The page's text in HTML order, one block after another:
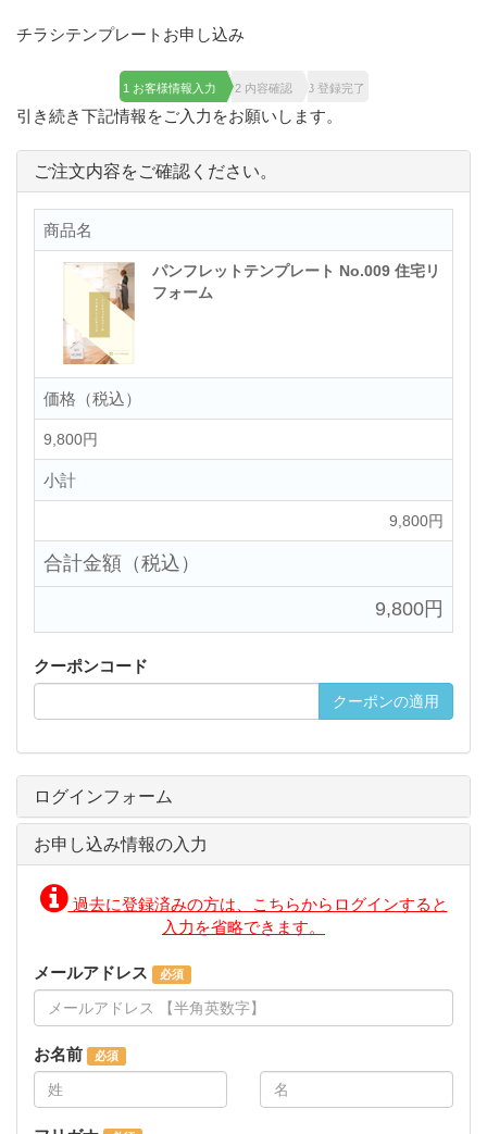
チラシテンプレートお申し込み
1 お客様情報入力 2 内容確認 3 登録完了
引き続き下記情報をご入力をお願いします。
ご注文内容をご確認ください。
商品名
パンフレットテンプレート No.009 住宅リ
フォーム
価格（税込）
9,800円
小計
9,800円
合計金額（税込）
9,800円
クーポンコード
クーポンの適用
ログインフォーム
お申し込み情報の入力
過去に登録済みの方は、こちらからログインすると
入力を省略できます。
メールアドレス
お名前